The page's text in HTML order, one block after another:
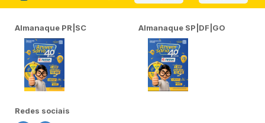
Almanaque PR|SC Almanaque SP|DF|GO
Redes sociais